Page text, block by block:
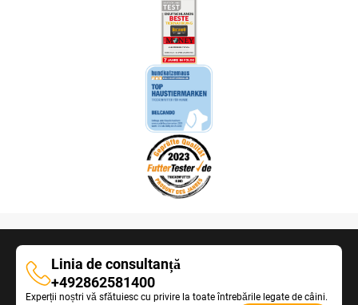
Linia de consultanță
Linia
de
+492862581400
Experții noștri vă sfătuiesc cu privire la toate întrebările legate de câini.